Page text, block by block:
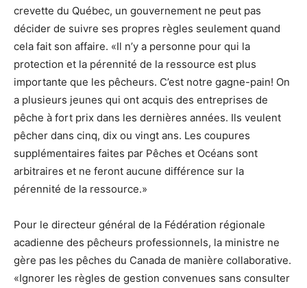
crevette du Québec, un gouvernement ne peut pas
décider de suivre ses propres règles seulement quand
cela fait son affaire. «Il n’y a personne pour qui la
protection et la pérennité de la ressource est plus
importante que les pêcheurs. C’est notre gagne-pain! On
a plusieurs jeunes qui ont acquis des entreprises de
pêche à fort prix dans les dernières années. Ils veulent
pêcher dans cinq, dix ou vingt ans. Les coupures
supplémentaires faites par Pêches et Océans sont
arbitraires et ne feront aucune différence sur la
pérennité de la ressource.»
Pour le directeur général de la Fédération régionale
acadienne des pêcheurs professionnels, la ministre ne
gère pas les pêches du Canada de manière collaborative.
«Ignorer les règles de gestion convenues sans consulter